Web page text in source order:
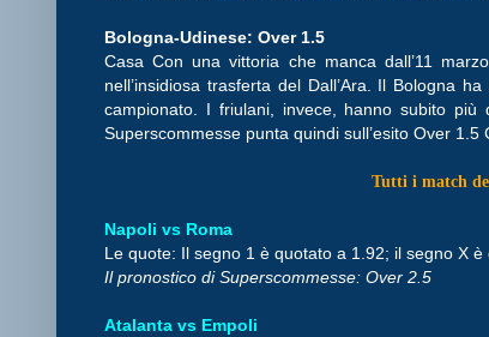
Bologna-Udinese: Over 1.5
Casa Con una vittoria che manca dall’11
nell’insidiosa trasferta del Dall’Ara. Il Bologna
campionato. I friulani, invece, hanno subito
Superscommesse punta quindi sull’esito Over 1.5
Tutti i match
Napoli vs Roma
Le quote: Il segno 1 è quotato a 1.92; il segno X
Il pronostico di Superscommesse: Over 2.5
Atalanta vs Empoli